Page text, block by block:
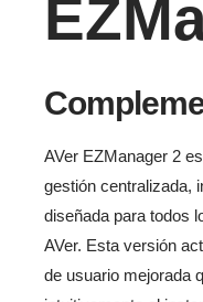
AVer EZManager 2
gestión centralizada,
diseñada para todos
AVer. Esta versión
de usuario mejorada